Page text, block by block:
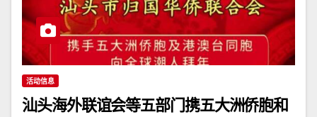
活动信息
汕头海外联谊会等五部门携五大洲侨胞和